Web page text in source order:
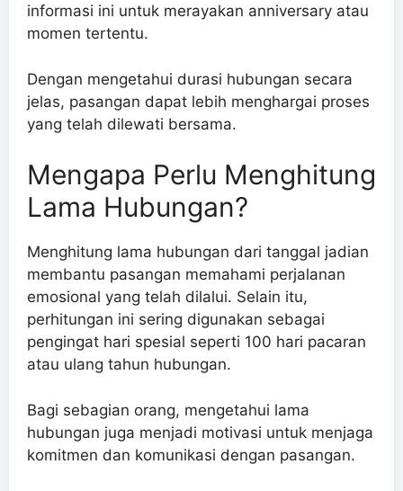
informasi ini untuk merayakan anniversary atau
momen tertentu.
Dengan mengetahui durasi hubungan secara
jelas, pasangan dapat lebih menghargai proses
yang telah dilewati bersama.
Mengapa Perlu Menghitung
Lama Hubungan?
Menghitung lama hubungan dari tanggal jadian
membantu pasangan memahami perjalanan
emosional yang telah dilalui. Selain itu,
perhitungan ini sering digunakan sebagai
pengingat hari spesial seperti 100 hari pacaran
atau ulang tahun hubungan.
Bagi sebagian orang, mengetahui lama
hubungan juga menjadi motivasi untuk menjaga
komitmen dan komunikasi dengan pasangan.